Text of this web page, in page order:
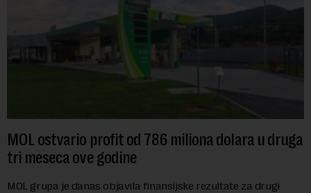
MOL ostvario profit od 786 miliona dolara u druga
tri meseca ove godine
MOL grupa je danas objavila finansijske rezultate za drugi